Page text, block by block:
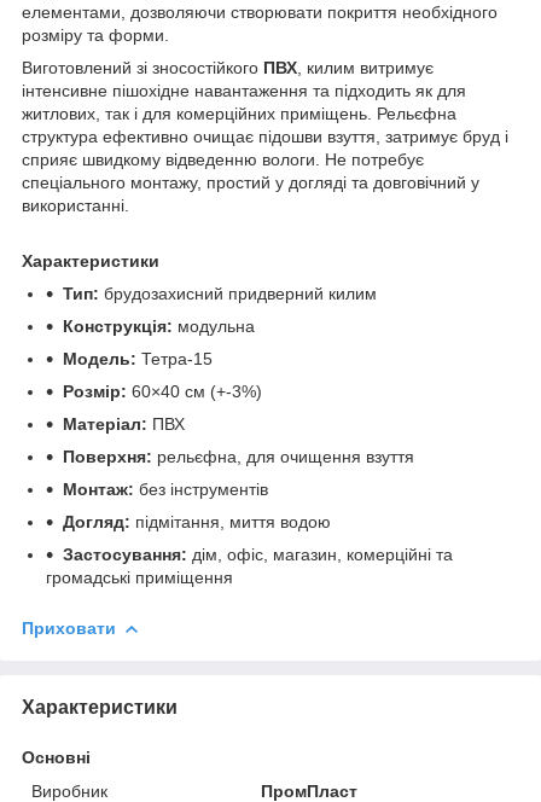
елементами, дозволяючи створювати покриття необхідного
розміру та форми.
Виготовлений зі зносостійкого ПВХ , килим витримує
інтенсивне пішохідне навантаження та підходить як для
житлових, так і для комерційних приміщень. Рельєфна
структура ефективно очищає підошви взуття, затримує бруд і
сприяє швидкому відведенню вологи. Не потребує
спеціального монтажу, простий у догляді та довговічний у
використанні.
Характеристики
Тип: брудозахисний придверний килим
Конструкція: модульна
Модель: Тетра-15
Розмір: 60×40 см (+-3%)
Матеріал: ПВХ
Поверхня: рельєфна, для очищення взуття
Монтаж: без інструментів
Догляд: підмітання, миття водою
Застосування: дім, офіс, магазин, комерційні та
громадські приміщення
Приховати
Характеристики
Основні
Виробник
ПромПласт